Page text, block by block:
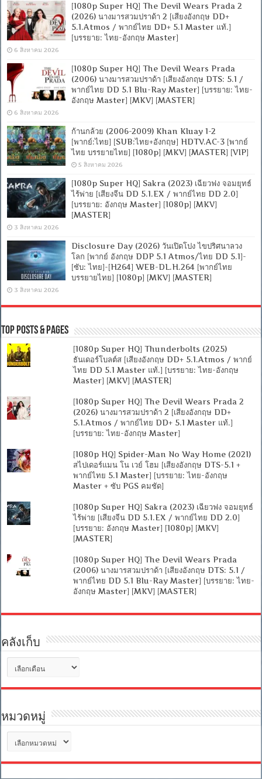
[1080p Super HQ] The Devil Wears Prada 2
(2026) นางมารสวมปราด้า 2 [เสียงอังกฤษ DD+
5.1.Atmos / พากย์ไทย DD+ 5.1 Master แท้.]
[บรรยาย: ไทย-อังกฤษ Master]
6 สิงหาคม 2026
[1080p Super HQ] The Devil Wears Prada
(2006) นางมารสวมปราด้า [เสียงอังกฤษ DTS: 5.1 /
พากย์ไทย DD 5.1 Blu-Ray Master] [บรรยาย: ไทย-
อังกฤษ Master] [MKV] [MASTER]
6 สิงหาคม 2026
ก้านกล้วย (2006-2009) Khan Kluay 1-2
[พากย์:ไทย] [SUB:ไทย+อังกฤษ] HDTV.AC-3 [พากย์
ไทย บรรยายไทย] [1080p] [MKV] [MASTER] [VIP]
5 สิงหาคม 2026
[1080p Super HQ] Sakra (2023) เฉียวฟง จอมยุทธ์
ไร้พ่าย [เสียงจีน DD 5.1.EX / พากย์ไทย DD 2.0]
[บรรยาย: อังกฤษ Master] [1080p] [MKV]
[MASTER]
3 สิงหาคม 2026
Disclosure Day (2026) วันเปิดโปง ไขปริศนาลวง
โลก [พากย์ อังกฤษ DDP 5.1 Atmos/ไทย DD 5.1]-
[ซับ: ไทย]-[H264] WEB-DL.H.264 [พากย์ไทย
บรรยายไทย] [1080p] [MKV] [MASTER]
3 สิงหาคม 2026
Top Posts & Pages
[1080p Super HQ] Thunderbolts (2025)
ธันเดอร์โบลต์ส [เสียงอังกฤษ DD+ 5.1.Atmos / พากย์
ไทย DD 5.1 Master แท้.] [บรรยาย: ไทย-อังกฤษ
Master] [MKV] [MASTER]
[1080p Super HQ] The Devil Wears Prada 2
(2026) นางมารสวมปราด้า 2 [เสียงอังกฤษ DD+
5.1.Atmos / พากย์ไทย DD+ 5.1 Master แท้.]
[บรรยาย: ไทย-อังกฤษ Master]
[1080p HQ] Spider-Man No Way Home (2021)
สไปเดอร์แมน โน เวย์ โฮม [เสียงอังกฤษ DTS-5.1 +
พากย์ไทย 5.1 Master] [บรรยาย: ไทย-อังกฤษ
Master + ซับ PGS คมชัด]
[1080p Super HQ] Sakra (2023) เฉียวฟง จอมยุทธ์
ไร้พ่าย [เสียงจีน DD 5.1.EX / พากย์ไทย DD 2.0]
[บรรยาย: อังกฤษ Master] [1080p] [MKV]
[MASTER]
[1080p Super HQ] The Devil Wears Prada
(2006) นางมารสวมปราด้า [เสียงอังกฤษ DTS: 5.1 /
พากย์ไทย DD 5.1 Blu-Ray Master] [บรรยาย: ไทย-
อังกฤษ Master] [MKV] [MASTER]
คลังเก็บ
เก็บ
หมวดหมู่
หมู่